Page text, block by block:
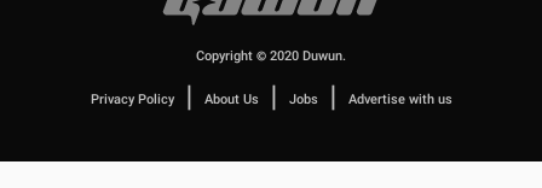
Copyright © 2020 Duwun.
Privacy Policy | About Us | Jobs | Advertise with us